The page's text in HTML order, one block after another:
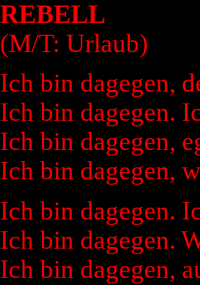
REBELL
(M/T: Urlaub)
Ich bin dagegen,
Ich bin dagegen.
Ich bin dagegen,
Ich bin dagegen,
Ich bin dagegen.
Ich bin dagegen.
Ich bin dagegen,